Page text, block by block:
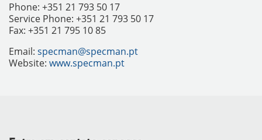
Phone: +351 21 793 50 17
Service Phone: +351 21 793 50 17
Fax: +351 21 795 10 85
Email: specman@specman.pt
Website: www.specman.pt